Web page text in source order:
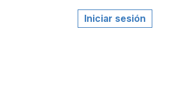
Iniciar sesión